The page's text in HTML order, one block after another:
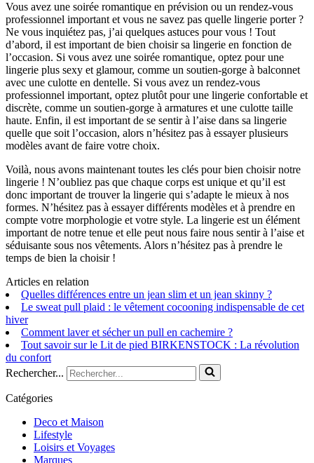
Vous avez une soirée romantique en prévision ou un rendez-vous
professionnel important et vous ne savez pas quelle lingerie porter ?
Ne vous inquiétez pas, j’ai quelques astuces pour vous ! Tout
d’abord, il est important de bien choisir sa lingerie en fonction de
l’occasion. Si vous avez une soirée romantique, optez pour une
lingerie plus sexy et glamour, comme un soutien-gorge à balconnet
avec une culotte en dentelle. Si vous avez un rendez-vous
professionnel important, optez plutôt pour une lingerie confortable et
discrète, comme un soutien-gorge à armatures et une culotte taille
haute. Enfin, il est important de se sentir à l’aise dans sa lingerie
quelle que soit l’occasion, alors n’hésitez pas à essayer plusieurs
modèles avant de faire votre choix.
Voilà, nous avons maintenant toutes les clés pour bien choisir notre
lingerie ! N’oubliez pas que chaque corps est unique et qu’il est
donc important de trouver la lingerie qui s’adapte le mieux à nos
formes. N’hésitez pas à essayer différents modèles et à prendre en
compte votre morphologie et votre style. La lingerie est un élément
important de notre tenue et elle peut nous faire nous sentir à l’aise et
séduisante sous nos vêtements. Alors n’hésitez pas à prendre le
temps de bien la choisir !
Articles en relation
Quelles différences entre un jean slim et un jean skinny ?
Le sweat pull plaid : le vêtement cocooning indispensable de cet
hiver
Comment laver et sécher un pull en cachemire ?
Tout savoir sur le Lit de pied BIRKENSTOCK : La révolution
du confort
Rechercher...
Catégories
Deco et Maison
Lifestyle
Loisirs et Voyages
Marques